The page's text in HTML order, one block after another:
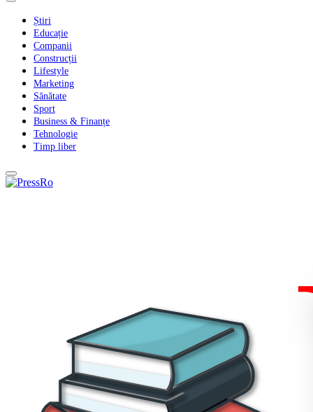
Știri
Educație
Companii
Construcții
Lifestyle
Marketing
Sănătate
Sport
Business & Finanțe
Tehnologie
Timp liber